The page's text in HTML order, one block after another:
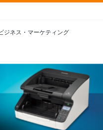
ジネス・マーケティング